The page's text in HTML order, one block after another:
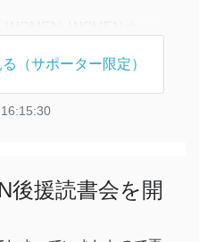
イザー・チャレンジャ
音さんに関して、お知
のご報告について、シ
（サポーター限定）
後援読書会を開